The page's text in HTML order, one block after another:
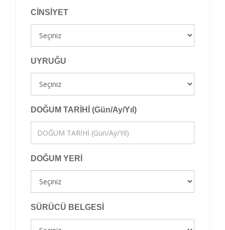
CİNSİYET
UYRUĞU
DOĞUM TARİHİ (Gün/Ay/Yıl)
DOĞUM YERİ
SÜRÜCÜ BELGESİ